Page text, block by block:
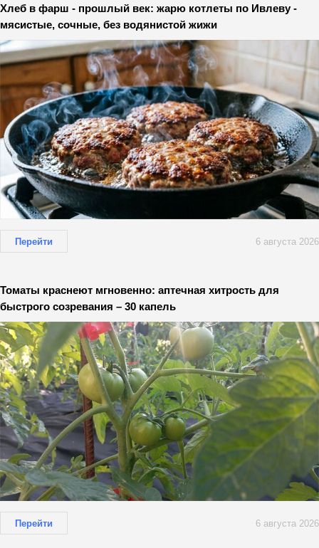
Хлеб в фарш - прошлый век: жарю котлеты по Ивлеву -
мясистые, сочные, без водянистой жижи
Перейти 6 августа 2026
Томаты краснеют мгновенно: аптечная хитрость для
быстрого созревания – 30 капель
Перейти 6 августа 2026